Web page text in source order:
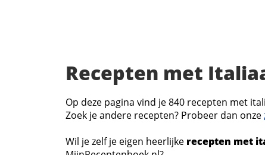
Recepten met
Op deze pagina vind je 840 recepten met
Zoek je andere recepten? Probeer dan onze
Wil je zelf je eigen heerlijke recepten met